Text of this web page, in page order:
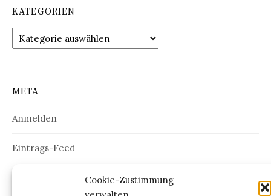
Cookie-Zustimmung
KATEGORIEN
Kategorien
META
Anmelden
Eintrags-Feed
Kommentar-Feed